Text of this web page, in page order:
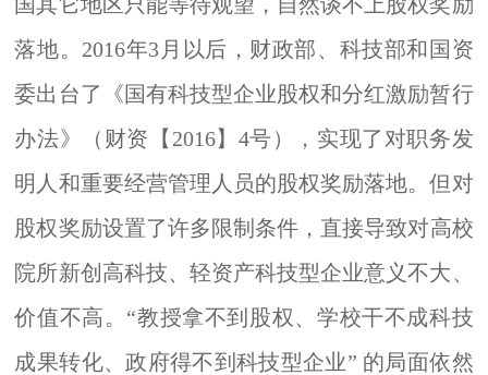
落地。2016年3月以后，财政部、科技部和国资
委出台了《国有科技型企业股权和分红激励暂行
办法》（财资【2016】4号），实现了对职务发
明人和重要经营管理人员的股权奖励落地。但对
股权奖励设置了许多限制条件， 直接导致对高校
院所新创高科技、轻资产科技型企业意义不大、
价值不高。 “教授拿不到股权、学校干不成科技
成果转化、政府得不到科技型企业” 的局面依然